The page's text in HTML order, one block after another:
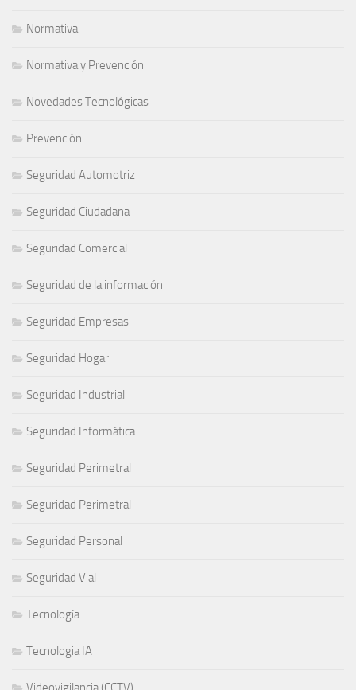
Normativa
Normativa y Prevención
Novedades Tecnológicas
Prevención
Seguridad Automotriz
Seguridad Ciudadana
Seguridad Comercial
Seguridad de la información
Seguridad Empresas
Seguridad Hogar
Seguridad Industrial
Seguridad Informática
Seguridad Perimetral
Seguridad Perimetral
Seguridad Personal
Seguridad Vial
Tecnología
Tecnologia IA